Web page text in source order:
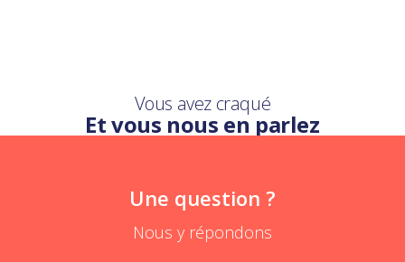
Vous avez craqué
Et vous nous en parlez
Une question ?
Nous y répondons